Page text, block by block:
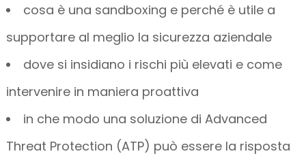
cosa è una sandboxing e perché è utile a
supportare al meglio la sicurezza aziendale
dove si insidiano i rischi più elevati e come
intervenire in maniera proattiva
in che modo una soluzione di Advanced
Threat Protection (ATP) può essere la risposta